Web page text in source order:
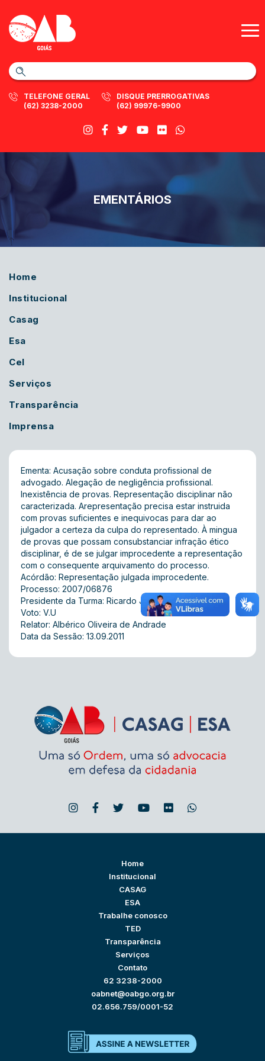
TELEFONE GERAL
(62) 3238-2000
DISQUE PRERROGATIVAS
(62) 99976-9900
EMENTÁRIOS
Home
Institucional
Casag
Esa
Cel
Serviços
Transparência
Imprensa
Ementa: Acusação sobre conduta profissional de
advogado. Alegação de negligência profissional.
Inexistência de provas. Representação disciplinar não
caracterizada. Arepresentação precisa estar instruida
com provas suficientes e inequivocas para dar ao
julgador a certeza da culpa do representado. À mingua
de provas que possam consubstanciar infração ético
disciplinar, é de se julgar improcedente a representação
com o consequente arquivamento do processo.
Acórdão: Representação julgada improcedente.
Processo: 2007/06876
Presidente da Turma: Ricardo José Ferreira
Voto: V.U
Relator: Albérico Oliveira de Andrade
Data da Sessão: 13.09.2011
Home
Institucional
CASAG
ESA
Trabalhe conosco
TED
Transparência
Serviços
Contato
62 3238-2000
oabnet@oabgo.org.br
02.656.759/0001-52